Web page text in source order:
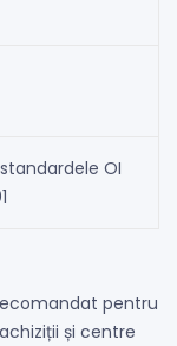
OI
pentru
și centre